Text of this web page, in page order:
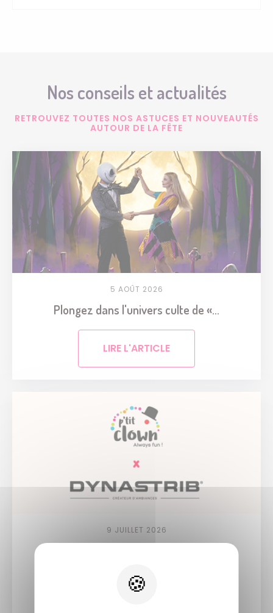
Nos conseils et actualités
RETROUVEZ TOUTES NOS ASTUCES ET NOUVEAUTÉS
AUTOUR DE LA FÊTE
5 AOÛT 2026
Plongez dans l'univers culte de «...
LIRE L'ARTICLE
9 JUILLET 2026
LIRE L'ARTICLE